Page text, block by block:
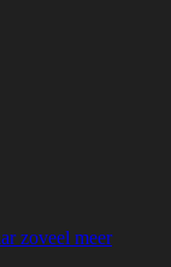
zoveel meer